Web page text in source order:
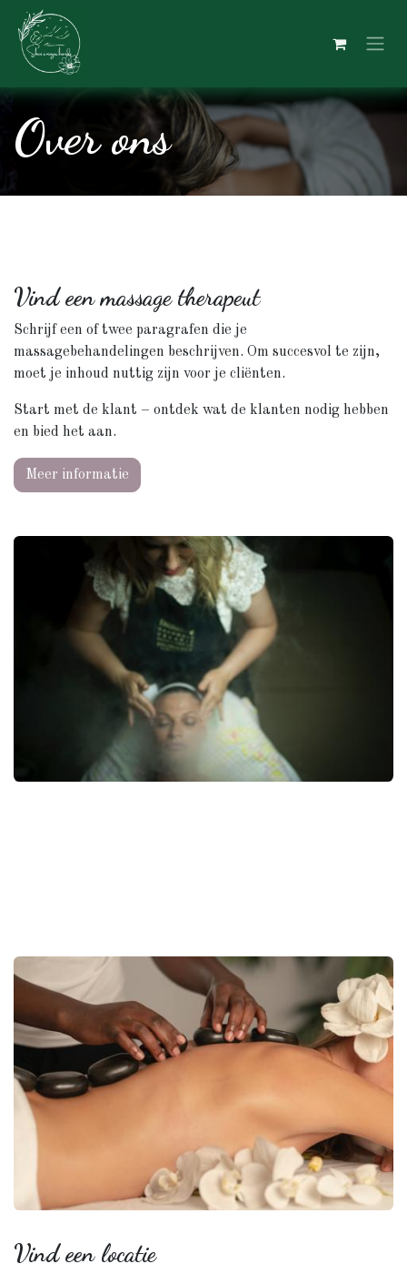
Overslaan naar inhoud
Over ons
Vind een massage therapeut
Schrijf een of twee paragrafen die je
massagebehandelingen beschrijven. Om succesvol te zijn,
moet je inhoud nuttig zijn voor je cliënten.
Start met de klant – ontdek wat de klanten nodig hebben
en bied het aan.
Meer informatie
Vind een locatie